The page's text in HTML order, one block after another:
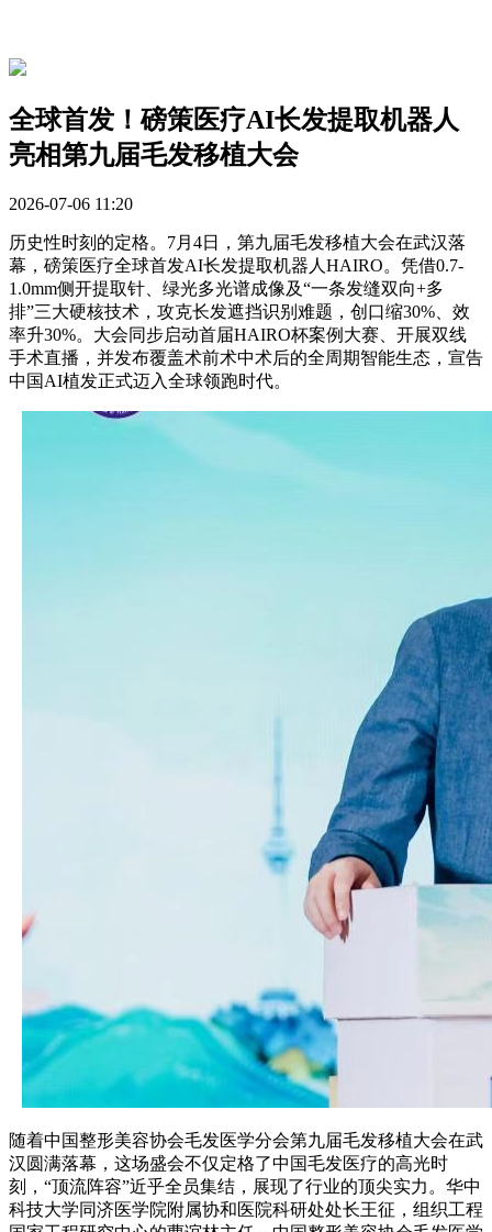
全球首发！磅策医疗AI长发提取机器人
亮相第九届毛发移植大会
2026-07-06 11:20
历史性时刻的定格。7月4日，第九届毛发移植大会在武汉落
幕，磅策医疗全球首发AI长发提取机器人HAIRO。凭借0.7-
1.0mm侧开提取针、绿光多光谱成像及“一条发缝双向+多
排”三大硬核技术，攻克长发遮挡识别难题，创口缩30%、效
率升30%。大会同步启动首届HAIRO杯案例大赛、开展双线
手术直播，并发布覆盖术前术中术后的全周期智能生态，宣告
中国AI植发正式迈入全球领跑时代。
随着中国整形美容协会毛发医学分会第九届毛发移植大会在武
汉圆满落幕，这场盛会不仅定格了中国毛发医疗的高光时
刻，“顶流阵容”近乎全员集结，展现了行业的顶尖实力。华中
科技大学同济医学院附属协和医院科研处处长王征，组织工程